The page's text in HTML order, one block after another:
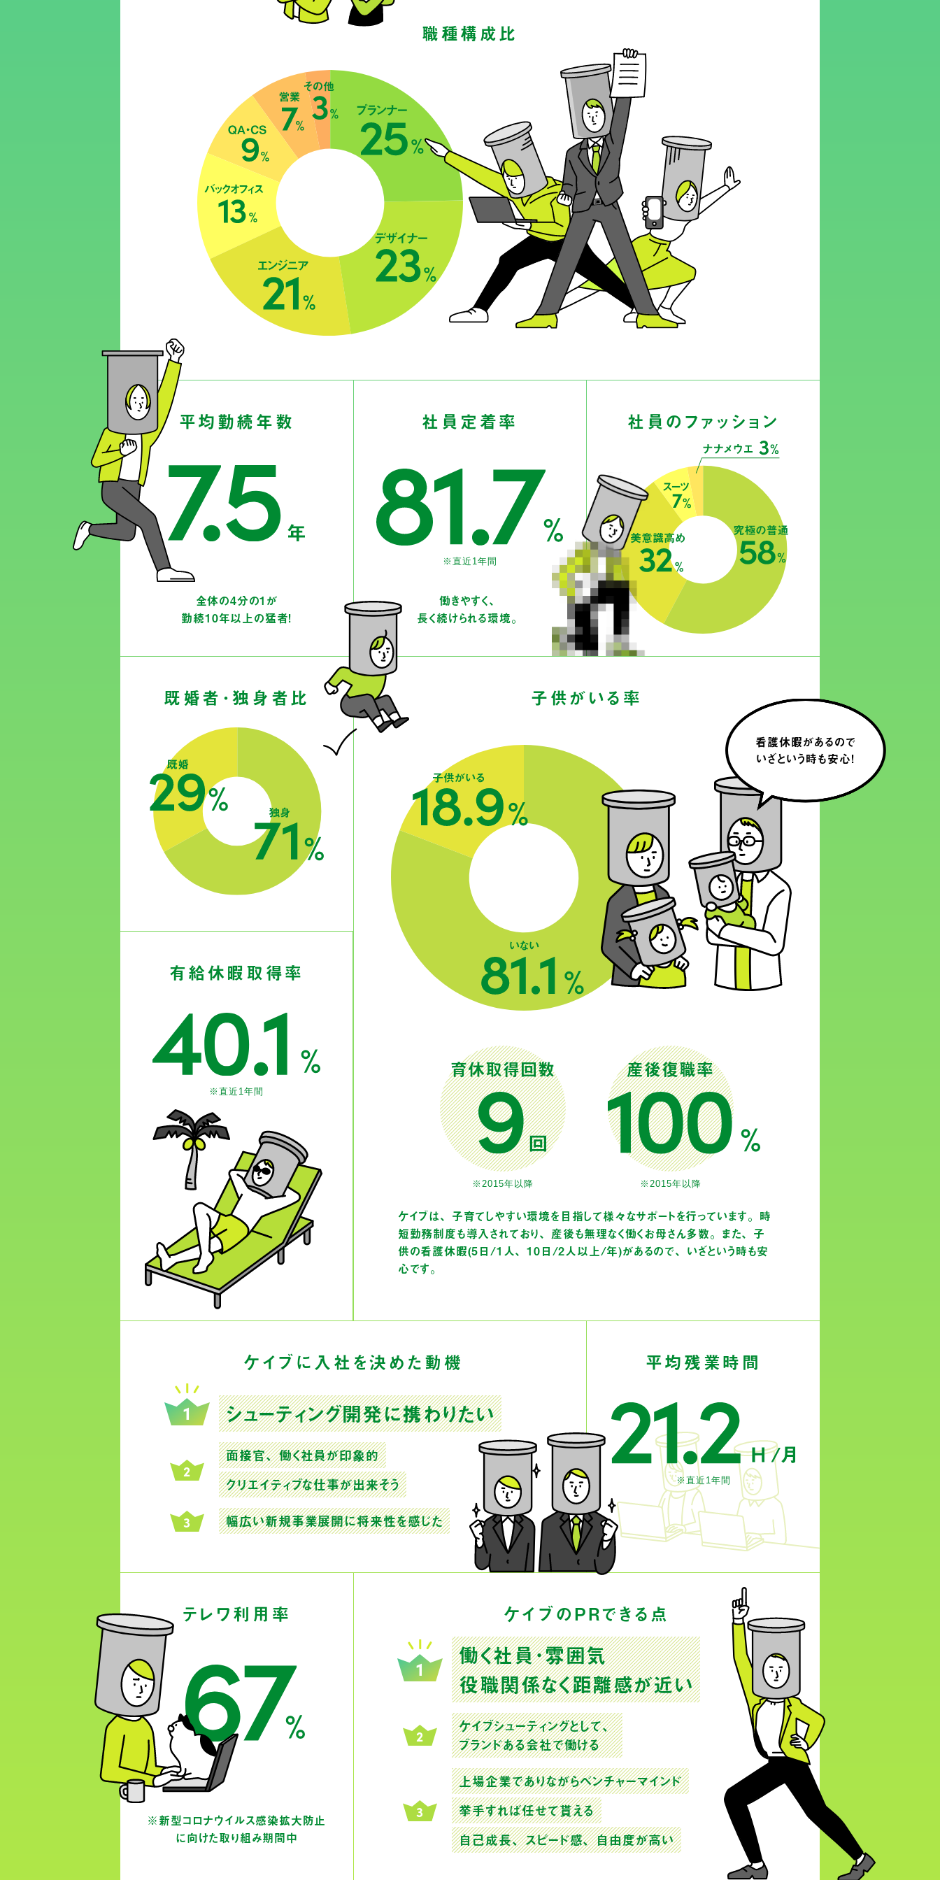
職種構成比
平均勤続年数
全体の4分の1が
勤続10年以上の猛者！
社員定着率
※直近1年間
働きやすく、
長く続けられる環境。
社員のファッション
既婚者・独身者比 子供がいる率
育休取得回数
※2015年以降
産後復職率
※2015年以降
ケイブは、子育てしやすい環境を目指して様々なサポートを行っています。時
短勤務制度も導入されており、産後も無理なく働くお母さん多数。また、子
供の看護休暇（5日/1人、10日/2人以上/年）があるので、いざという時も安
心です。
看護休暇があるので
いざという時も安心！
有給休暇取得率
※直近1年間
平均残業時間
※直近1年間
ケイブに入社を決めた動機
シューティング開発に携わりたい
面接官、働く社員が印象的
クリエイティブな仕事が出来そう
幅広い新規事業展開に将来性を感じた
テレワ利用率
※新型コロナウイルス感染拡大防止
に向けた取り組み期間中
ケイブのPRできる点
働く社員・雰囲気
役職関係なく距離感が近い
ケイブシューティングとして、
ブランドある会社で働ける
上場企業でありながらベンチャーマインド
挙手すれば任せて貰える
自己成長、スピード感、自由度が高い